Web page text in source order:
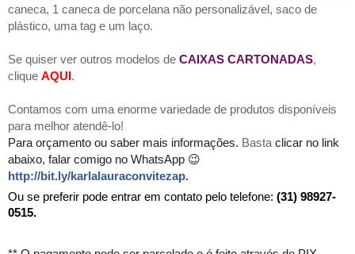
caneca, 1 caneca de porcelana não personalizável, saco de
plástico, uma tag e um laço.
Se quiser ver outros modelos de CAIXAS CARTONADAS,
clique AQUI.
Contamos com uma enorme variedade de produtos disponíveis
para melhor atendê-lo!
Para orçamento ou saber mais informações. Basta clicar no link
abaixo, falar comigo no WhatsApp 😉
http://bit.ly/karlalauraconvitezap.
Ou se preferir pode entrar em contato pelo telefone: (31) 98927-
0515.